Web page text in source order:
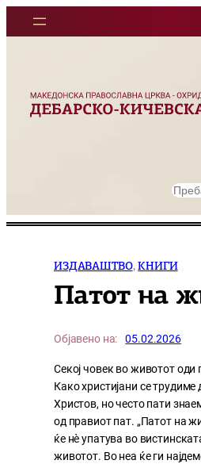
S
a
c
ИЗДАВАШТВО, КНИГИ
Патот на
Објавено на: 05.02.2026
Секој човек во животот оди
Како христијани се
Христов, но често пати
од правиот пат. „Патот на
ќе нè упатува во
животот. Во неа ќе ги